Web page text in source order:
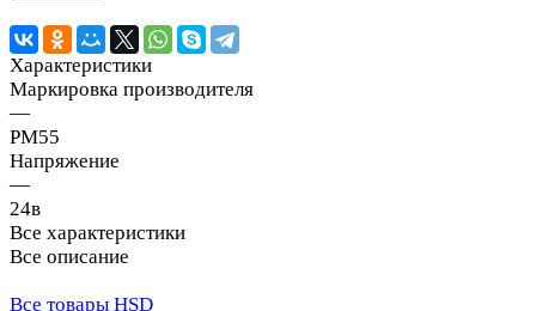
Характеристики
Маркировка производителя
—
PM55
Напряжение
—
24в
Все характеристики
Все описание
Все товары HSD